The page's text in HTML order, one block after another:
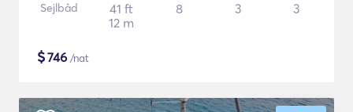
Sejlbåd
41 ft
12 m
8 3 3
$746 /nat